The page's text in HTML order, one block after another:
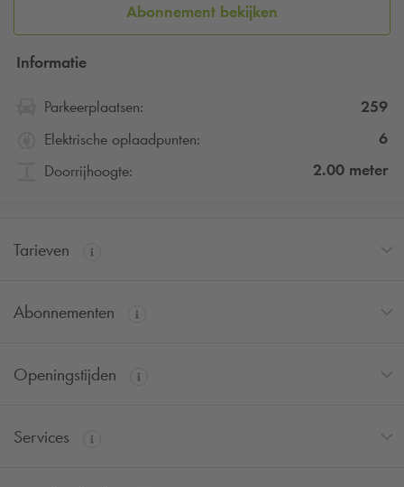
Abonnement bekijken
Informatie
Parkeerplaatsen:
259
Elektrische oplaadpunten:
6
Doorrijhoogte:
2.00 meter
Tarieven
Abonnementen
Openingstijden
Services